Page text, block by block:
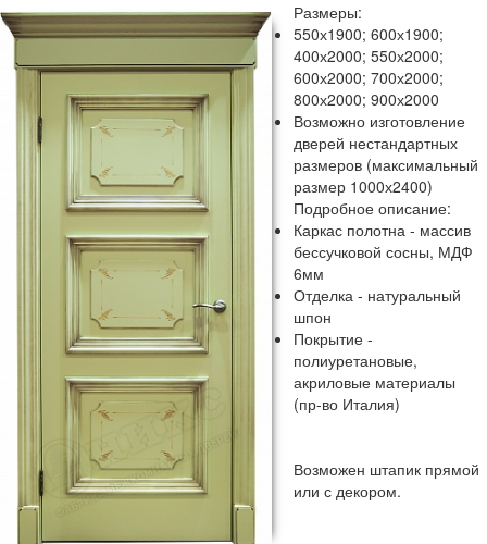
Размеры:
550х1900; 600х1900;
400х2000; 550х2000;
600х2000; 700х2000;
800х2000; 900х2000
Возможно изготовление
дверей нестандартных
размеров (максимальный
размер 1000х2400)
Подробное описание:
Каркас полотна - массив
бессучковой сосны, МДФ
6мм
Отделка - натуральный
шпон
Покрытие -
полиуретановые,
акриловые материалы
(пр-во Италия)
Возможен штапик прямой
или с декором.